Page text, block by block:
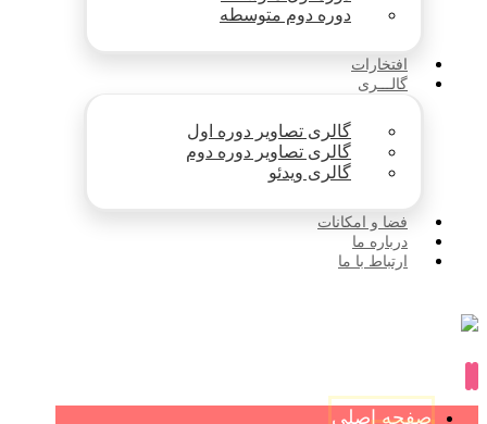
دوره دوم متوسطه
افتخارات
گالـــری
گالری تصاویر دوره اول
گالری تصاویر دوره دوم
گالری ویدئو
فضا و امکانات
درباره ما
ارتباط با ما
صفحه اصلی